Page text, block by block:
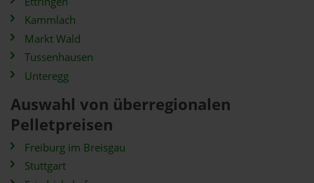
Kammlach
Markt Wald
Tussenhausen
Unteregg
Auswahl von überregionalen
Pelletpreisen
Freiburg im Breisgau
Stuttgart